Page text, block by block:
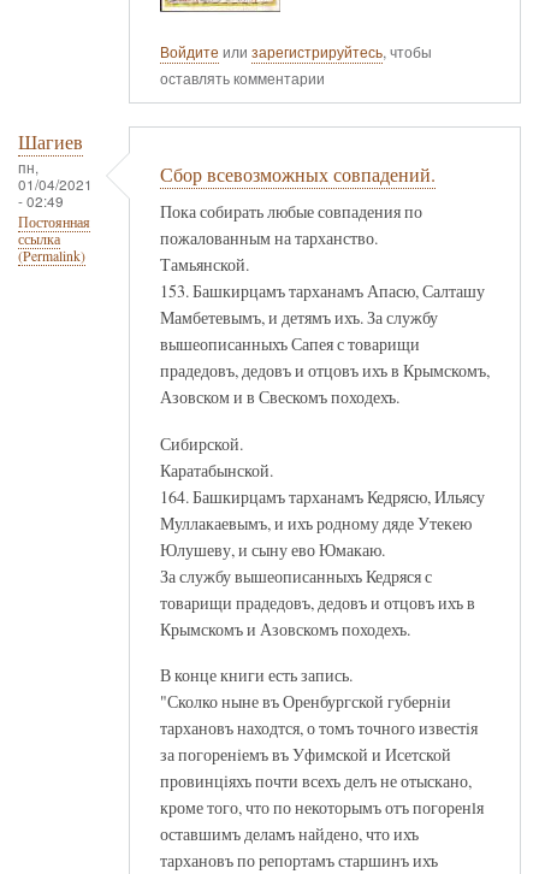
Войдите или зарегистрируйтесь, чтобы
оставлять комментарии
Шагиев
пн,
01/04/2021
- 02:49
Постоянная
ссылка
(Permalink)
Сбор всевозможных совпадений.
Пока собирать любые совпадения по
пожалованным на тарханство.
Тамьянской.
153. Башкирцамъ тарханамъ Апасю, Салташу
Мамбетевымъ, и детямъ ихъ. За службу
вышеописанныхъ Сапея с товарищи
прадедовъ, дедовъ и отцовъ ихъ в Крымскомъ,
Азовском и в Свескомъ походехъ.
Сибирской.
Каратабынской.
164. Башкирцамъ тарханамъ Кедрясю, Ильясу
Муллакаевымъ, и ихъ родному дяде Утекею
Юлушеву, и сыну ево Юмакаю.
За службу вышеописанныхъ Кедряся с
товарищи прадедовъ, дедовъ и отцовъ ихъ в
Крымскомъ и Азовскомъ походехъ.
В конце книги есть запись.
"Сколко ныне въ Оренбургской губернiи
тархановъ находтся, о томъ точного известiя
за погоренiемъ въ Уфимской и Исетской
провинцiяхъ почти всехъ делъ не отыскано,
кроме того, что по некоторымъ отъ погоренlя
оставшимъ деламъ найдено, что ихъ
тархановъ по репортамъ старшинъ ихъ